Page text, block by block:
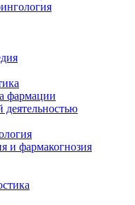
фармации
деятельностью
и фармакогнозия